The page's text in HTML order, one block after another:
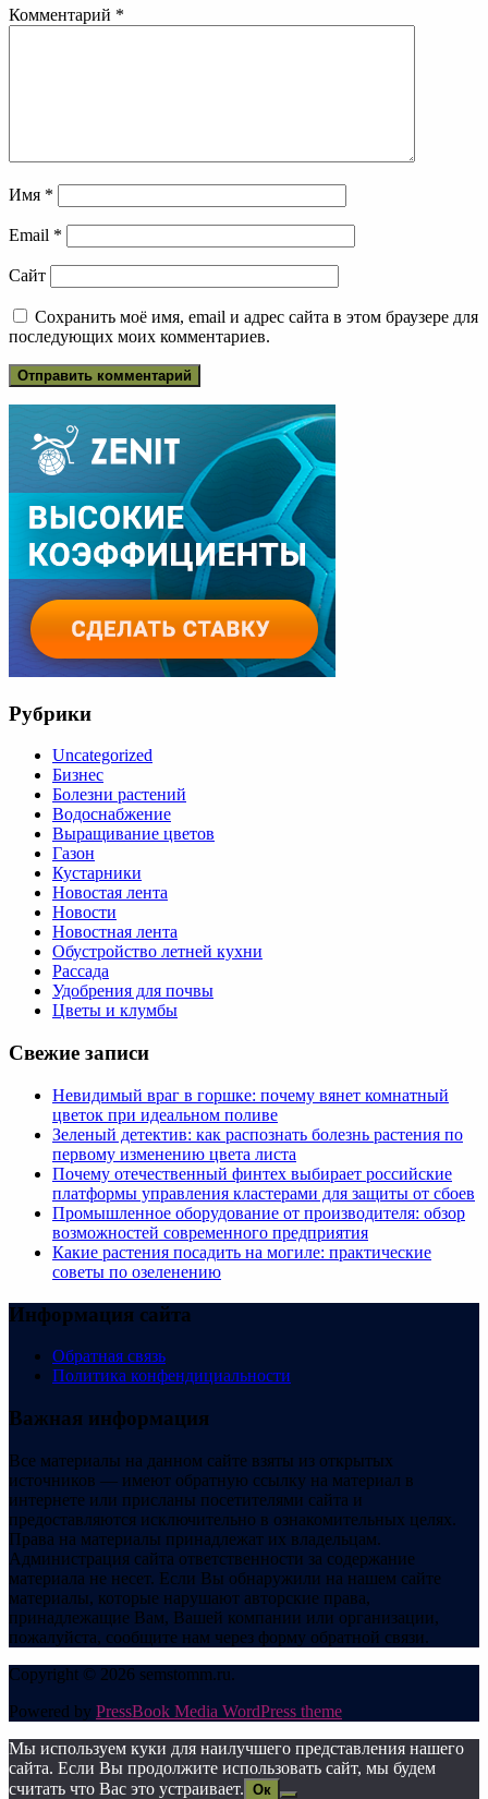
Комментарий *
Имя *
Email *
Сайт
Сохранить моё имя, email и адрес сайта в этом браузере для
последующих моих комментариев.
Рубрики
Uncategorized
Бизнес
Болезни растений
Водоснабжение
Выращивание цветов
Газон
Кустарники
Новостая лента
Новости
Новостная лента
Обустройство летней кухни
Рассада
Удобрения для почвы
Цветы и клумбы
Свежие записи
Невидимый враг в горшке: почему вянет комнатный
цветок при идеальном поливе
Зеленый детектив: как распознать болезнь растения по
первому изменению цвета листа
Почему отечественный финтех выбирает российские
платформы управления кластерами для защиты от сбоев
Промышленное оборудование от производителя: обзор
возможностей современного предприятия
Какие растения посадить на могиле: практические
советы по озеленению
Информация сайта
Обратная связь
Политика конфендициальности
Важная информация
Все материалы на данном сайте взяты из открытых
источников — имеют обратную ссылку на материал в
интернете или присланы посетителями сайта и
предоставляются исключительно в ознакомительных целях.
Права на материалы принадлежат их владельцам.
Администрация сайта ответственности за содержание
материала не несет. Если Вы обнаружили на нашем сайте
материалы, которые нарушают авторские права,
принадлежащие Вам, Вашей компании или организации,
пожалуйста, сообщите нам через форму обратной связи.
Copyright © 2026 semstomm.ru.
Powered by PressBook Media WordPress theme
Мы используем куки для наилучшего представления нашего
сайта. Если Вы продолжите использовать сайт, мы будем
считать что Вас это устраивает. Ок